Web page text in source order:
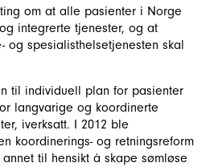
om at alle pasienter i Norge
integrerte tjenester, og at
og spesialisthelsetjenesten skal
til individuell plan for pasienter
langvarige og koordinerte
iverksatt. I 2012 ble
koordinerings- og retningsreform
til hensikt å skape sømløse